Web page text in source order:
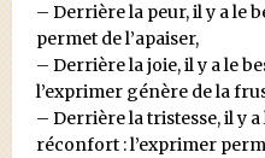
– Derrière la peur, il y a le
permet de l’apaiser,
– Derrière la joie, il y a le
l’exprimer génère de la
– Derrière la tristesse, il y
réconfort : l’exprimer